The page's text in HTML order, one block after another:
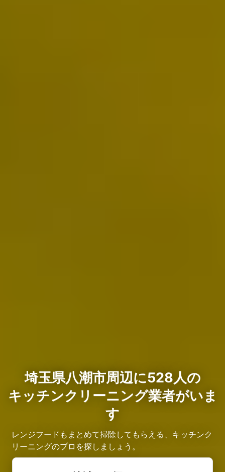
埼玉県八潮市周辺に528人の
キッチンクリーニング業者がいま
す
レンジフードもまとめて掃除してもらえる、キッチンク
リーニングのプロを探しましょう。